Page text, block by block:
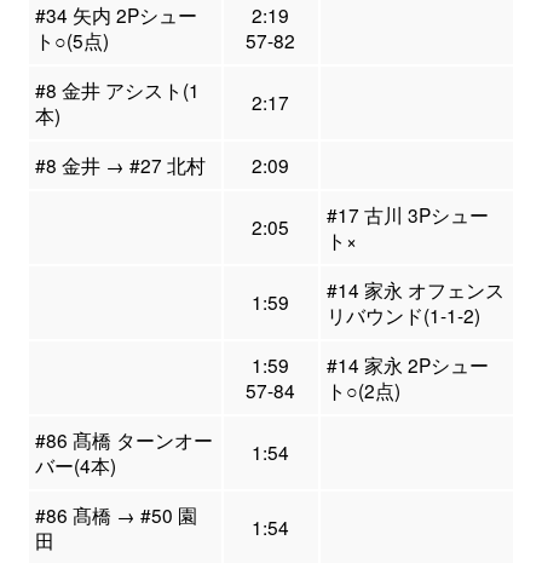
#34 矢内 2Pシュー
ト○(5点)
2:19
57-82
#8 金井 アシスト(1
本)
2:17
#8 金井 → #27 北村 2:09
2:05
#17 古川 3Pシュー
ト×
1:59
#14 家永 オフェンス
リバウンド(1-1-2)
1:59
57-84
#14 家永 2Pシュー
ト○(2点)
#86 髙橋 ターンオー
バー(4本)
1:54
#86 髙橋 → #50 園
田
1:54